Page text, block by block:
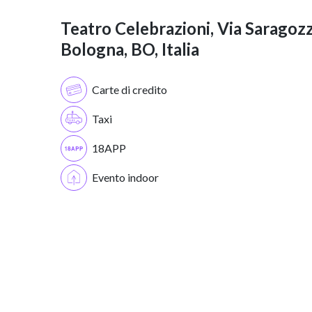
Teatro Celebrazioni, Via
Bologna, BO, Italia
Carte di credito
Taxi
18APP
Evento indoor